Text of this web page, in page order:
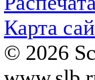
Карта
© 2026